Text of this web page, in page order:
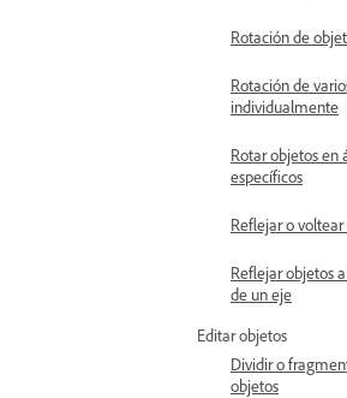
Rotación de
Rotación de
individualmente
Rotar objetos en
específicos
Reflejar o
Reflejar objetos
de un eje
Editar objetos
Dividir o
objetos